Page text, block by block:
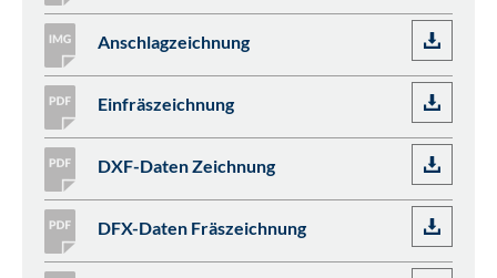
Anschlagzeichnung
Einfräszeichnung
DXF-Daten Zeichnung
DFX-Daten Fräszeichnung